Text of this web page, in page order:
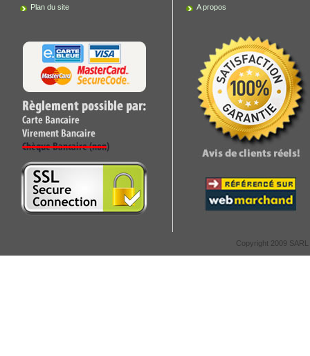
Plan du site
A propos
Copyright 2009